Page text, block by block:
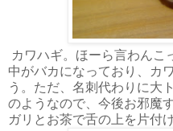
カワハギ。ほーら言わんこ
中がバカになっており、カ
う。ただ、名刺代わりに大
のようなので、今後お邪魔
ガリとお茶で舌の上を片付